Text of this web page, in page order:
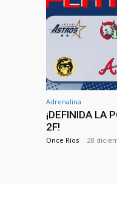
Adrenalina
¡DEFINIDA LA
2F!
Once Ríos - 28